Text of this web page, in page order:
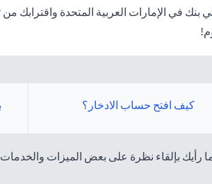
في الإمارات العربية المتحدة واقترابك من
كيف افتح حساب الادخار؟
رأيك بإلقاء نظرة على بعض الميزات